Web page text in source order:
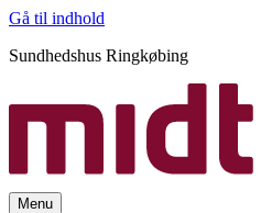
Gå til indhold
Sundhedshus Ringkøbing
Menu